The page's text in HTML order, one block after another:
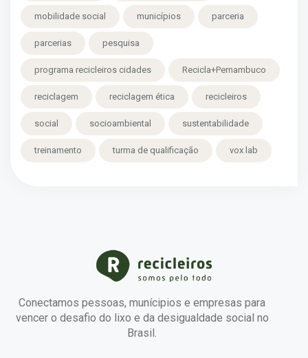
mobilidade social municípios parceria
parcerias pesquisa
programa recicleiros cidades Recicla+Pernambuco
reciclagem reciclagem ética recicleiros
social socioambiental sustentabilidade
treinamento turma de qualificação vox lab
Conectamos pessoas, munícipios e empresas para
vencer o desafio do lixo e da desigualdade social no
Brasil.